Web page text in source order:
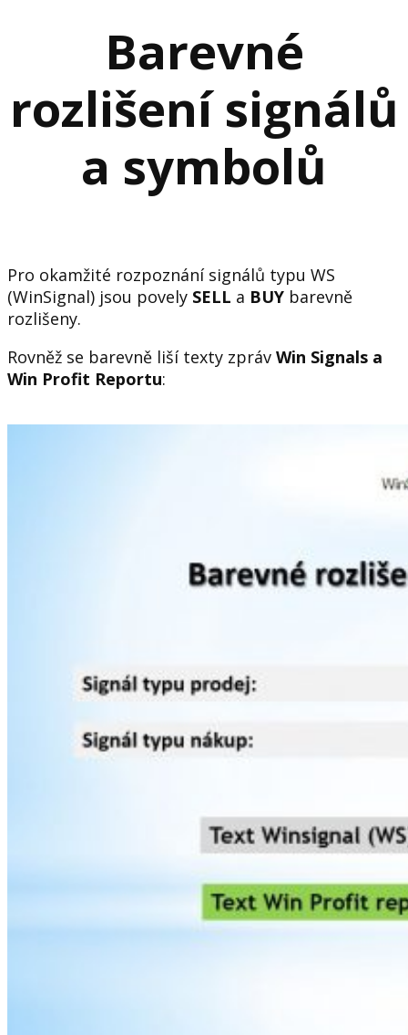
Barevné
rozlišení signálů
a symbolů
Pro okamžité rozpoznání signálů typu WS
(WinSignal) jsou povely SELL a BUY barevně
rozlišeny.
Rovněž se barevně liší texty zpráv Win Signals a
Win Profit Reportu: